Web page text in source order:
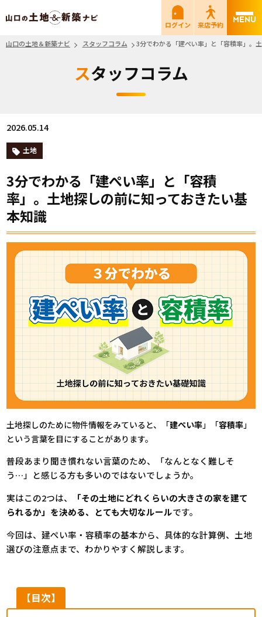
山口の土地＆新築ナビ
ログイン
来店予約
山口の土地＆新築ナビ
スタッフコラム 3分でわかる「建ぺい率」と「容積率」。
スタッフコラム
2026.05.14
土地
3分でわかる「建ぺい率」と「容積
率」。土地探しの前に知っておきたい基
本知識
土地探しのために物件情報をみていると、「建ぺい率」「容積率」
という言葉を目にすることがあります。
普段あまり聞き慣れない言葉のため、「なんとなく難しそ
う…」と感じる方も多いのではないでしょうか。
実はこの2つは、
「その土地にどれくらいの大きさの家を建て
られるか」を決める、とても大切なルールです。
今回は、建ぺい率・容積率の基本から、具体的な計算例、土地
選びの注意点まで、わかりやすく解説します。
【目次】